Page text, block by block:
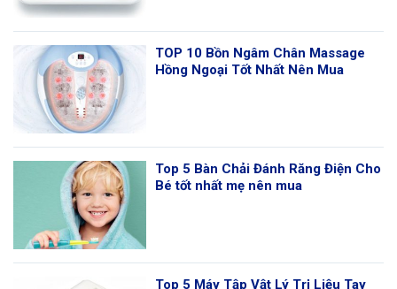
TOP 10 Bồn Ngâm Chân Massage
Hồng Ngoại Tốt Nhất Nên Mua
Top 5 Bàn Chải Đánh Răng Điện Cho
Bé tốt nhất mẹ nên mua
Top 5 Máy Tập Vật Lý Trị Liệu Tay